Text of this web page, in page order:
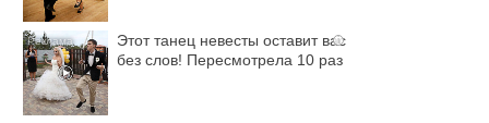
i
Этот танец невесты оставит вас
без слов! Пересмотрела 10 раз